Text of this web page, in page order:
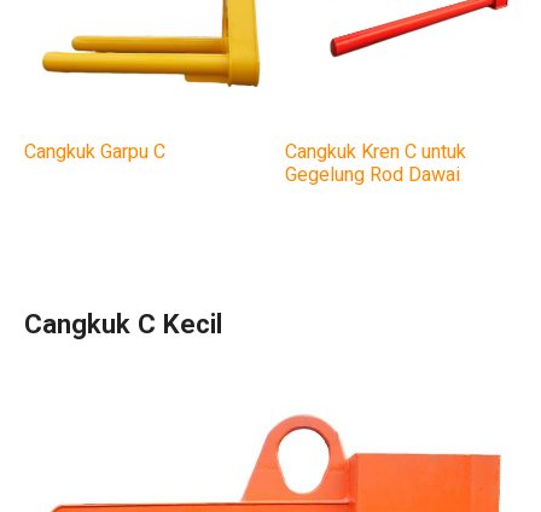
Cangkuk Garpu C Cangkuk Kren C untuk
Gegelung Rod Dawai
Cangkuk C Kecil